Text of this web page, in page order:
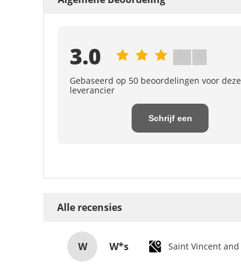
3.0
Gebaseerd op 50 beoordelingen voor deze
leverancier
Schrijf een
Alle recensies
W W*s